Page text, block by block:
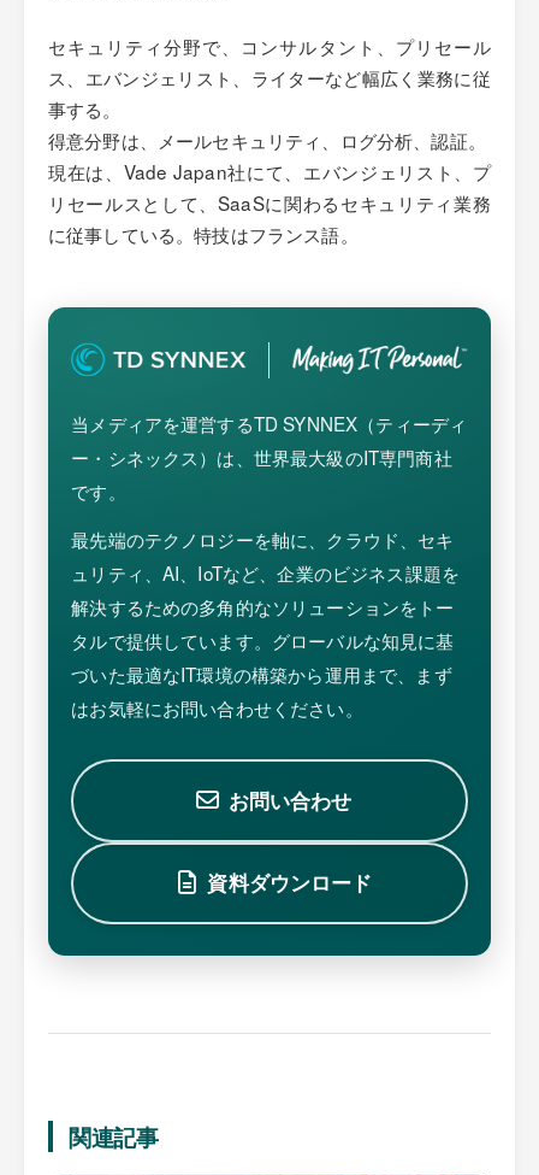
セキュリティ分野で、コンサルタント、プリセール
ス、エバンジェリスト、ライターなど幅広く業務に従
事する。
得意分野は、メールセキュリティ、ログ分析、認証。
現在は、Vade Japan社にて、エバンジェリスト、プ
リセールスとして、SaaSに関わるセキュリティ業務
に従事している。特技はフランス語。
当メディアを運営するTD SYNNEX（ティーディ
ー・シネックス）は、世界最大級のIT専門商社
です。
最先端のテクノロジーを軸に、クラウド、セキ
ュリティ、AI、IoTなど、企業のビジネス課題を
解決するための多角的なソリューションをトー
タルで提供しています。グローバルな知見に基
づいた最適なIT環境の構築から運用まで、まず
はお気軽にお問い合わせください。
お問い合わせ
資料ダウンロード
関連記事